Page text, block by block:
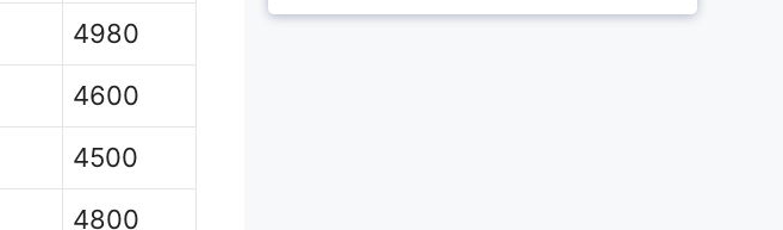
4980
4600
4500
4800